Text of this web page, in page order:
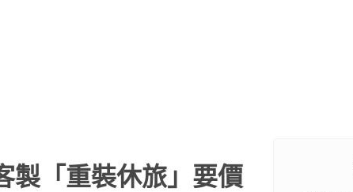
「重裝休旅」要價